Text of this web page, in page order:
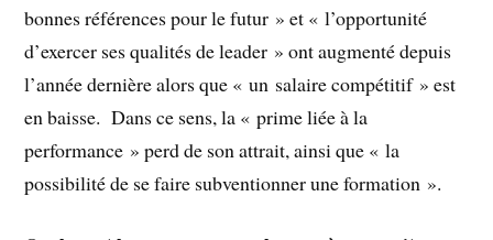
bonnes références pour le futur » et « l’opportunité
d’exercer ses qualités de leader » ont augmenté depuis
l’année dernière alors que « un salaire compétitif » est
en baisse. Dans ce sens, la « prime liée à la
performance » perd de son attrait, ainsi que « la
possibilité de se faire subventionner une formation ».